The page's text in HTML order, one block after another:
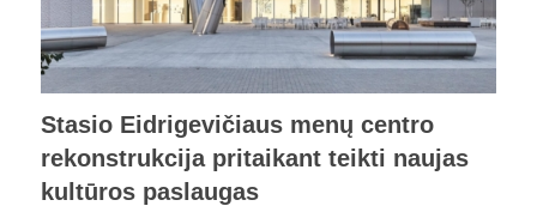
Stasio Eidrigevičiaus menų centro
rekonstrukcija pritaikant teikti naujas
kultūros paslaugas